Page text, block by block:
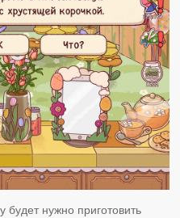
будет нужно приготовить